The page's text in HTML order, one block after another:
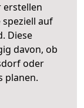
auf
Diese
davon, ob
oder
planen.